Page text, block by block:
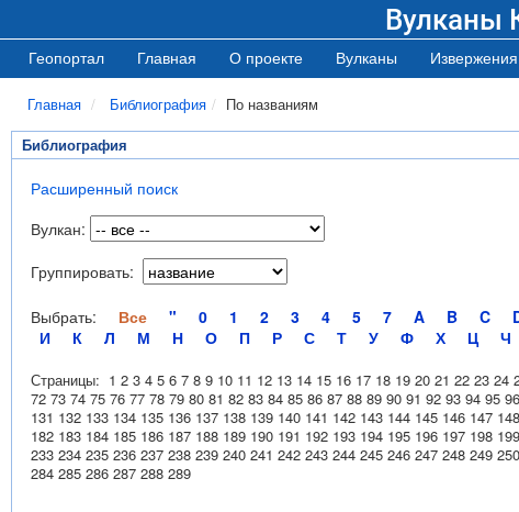
Вулканы
Геопортал Главная О проекте Вулканы Извержения
Главная Библиография По названиям
Библиография
Расширенный поиск
Вулкан:
Группировать:
Выбрать: Все " 0 1 2 3 4 5 7 A B C
И
К Л М Н О П Р С Т У Ф Х Ц Ч
Страницы: 1 2 3 4 5 6 7 8 9 10 11 12 13 14 15 16 17 18 19 20 21 22 23 24
72 73 74 75 76 77 78 79 80 81 82 83 84 85 86 87 88 89 90 91 92 93 94 95 96
131 132 133 134 135 136 137 138 139 140 141 142 143 144 145 146 147 148
182 183 184 185 186 187 188 189 190 191 192 193 194 195 196 197 198 199
233 234 235 236 237 238 239 240 241 242 243 244 245 246 247 248 249 250
284 285 286 287 288 289